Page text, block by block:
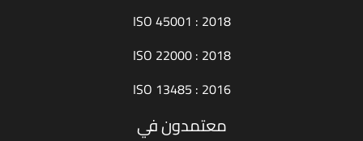
ISO 45001 : 2018
ISO 22000 : 2018
ISO 13485 : 2016
معتمدون في